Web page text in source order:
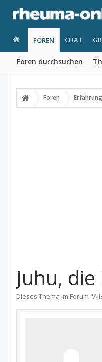
FOREN
Foren durchsuchen
CHAT
Foren
Juhu,
Dieses Thema im Forum "